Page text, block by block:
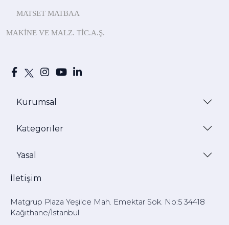
MATSET MATBAA
MAKİNE VE MALZ. TİC.A.Ş.
Kurumsal
Kategoriler
Yasal
İletişim
Matgrup Plaza Yeşilce Mah. Emektar Sok. No:5 34418
Kağıthane/İstanbul